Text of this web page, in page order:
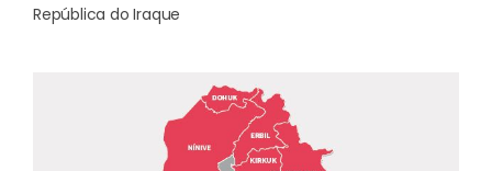
República do Iraque